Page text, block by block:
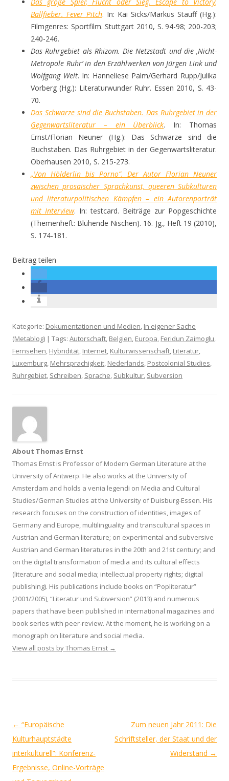
Ballfieber. Fever Pitch. In: Kai Sicks/Markus Stauff (Hg.):
Filmgenres: Sportfilm. Stuttgart 2010, S. 94-98; 200-203;
240-246.
Das Ruhrgebiet als Rhizom. Die Netzstadt und die ‚Nicht-
Metropole Ruhr’ in den Erzählwerken von Jürgen Link und
Wolfgang Welt. In: Hanneliese Palm/Gerhard Rupp/Julika
Vorberg (Hg.): Literaturwunder Ruhr. Essen 2010, S. 43-
70.
Das Schwarze sind die Buchstaben. Das Ruhrgebiet in der
Gegenwartsliteratur – ein Überblick. In: Thomas
Ernst/Florian Neuner (Hg.): Das Schwarze sind die
Buchstaben. Das Ruhrgebiet in der Gegenwartsliteratur.
Oberhausen 2010, S. 215-273.
„Von Hölderlin bis Porno”. Der Autor Florian Neuner
zwischen prosaischer Sprachkunst, queeren Subkulturen
und literaturpolitischen Kämpfen – ein Autorenporträt
mit Interview. In: testcard. Beiträge zur Popgeschichte
(Themenheft: Blühende Nischen). 16. Jg., Heft 19 (2010),
S. 174-181.
Beitrag teilen
Kategorie: Dokumentationen und Medien, In eigener Sache
(Metablog) | Tags: Autorschaft, Belgien, Europa, Feridun Zaimoglu,
Fernsehen, Hybridität, Internet, Kulturwissenschaft, Literatur,
Luxemburg, Mehrsprachigkeit, Nederlands, Postcolonial Studies,
Ruhrgebiet, Schreiben, Sprache, Subkultur, Subversion
About Thomas Ernst
Thomas Ernst is Professor of Modern German Literature at the
University of Antwerp. He also works at the University of
Amsterdam and holds a venia legendi on Media and Cultural
Studies/German Studies at the University of Duisburg-Essen. His
research focuses on the construction of identities, images of
Germany and Europe, multilinguality and transcultural spaces in
Austrian and German literature; on experimental and subversive
Austrian and German literatures in the 20th and 21st century; and
on the digital transformation of media and its cultural effects
(literature and social media; intellectual property rights; digital
publishing). His publications include books on “Popliteratur”
(2001/2005), “Literatur und Subversion” (2013) and numerous
papers that have been published in international magazines and
book series with peer-review. At the moment, he is working on a
monograph on literature and social media.
View all posts by Thomas Ernst →
Post
navigation
← “Europäische
Kulturhauptstädte
interkulturell”: Konferenz-
Ergebnisse, Online-Vorträge
Zum neuen Jahr 2011: Die
Schriftsteller, der Staat und der
Widerstand →